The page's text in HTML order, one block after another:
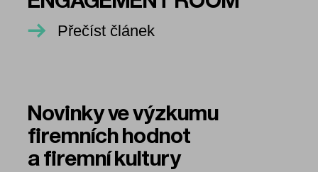
Přečíst článek
Novinky ve výzkumu
firemních hodnot
a firemní kultury